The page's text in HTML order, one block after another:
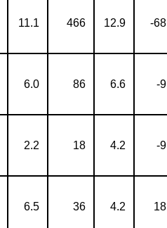
11.1 466 12.9 -68
6.0 86 6.6 -9
2.2 18 4.2 -9
6.5 36 4.2 18